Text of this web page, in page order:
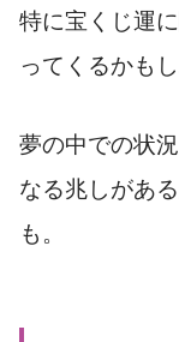
特に宝くじ運
ってくるかも
夢の中での状
なる兆しがあ
も。